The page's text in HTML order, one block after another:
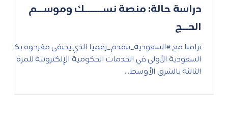
دراسة حالة: منصة نســــــك وموســم
الحــج
تزامناً مع #السعوديه_تتقدم_رقميا الذي يحتفى مغردوه بكون
السعودية الأولى في الخدمات الحكومية الإلكترونية للمرة
الثالثة بالشرق الأوسط...